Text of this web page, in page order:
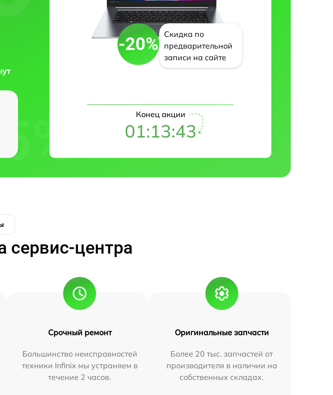
-20%
Скидка по
предварительной
записи на сайте
Конец акции
01:13:42
сервис-центра
Срочный ремонт
Большинство неисправностей
техники Infinix мы устраняем в
течение 2 часов.
Оригинальные запчасти
Более 20 тыс. запчастей от
производителя в наличии на
собственных складах.